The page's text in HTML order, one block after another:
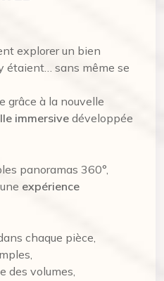
explorer un bien
étaient… sans même se
grâce à la nouvelle
immersive développée
panoramas 360°,
expérience
chaque pièce,
des volumes,